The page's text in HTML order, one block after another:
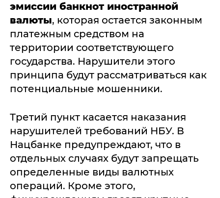
эмиссии банкнот иностранной
валюты, которая остается законным
платежным средством на
территории соответствующего
государства. Нарушители этого
принципа будут рассматриваться как
потенциальные мошенники.
Третий пункт касается наказания
нарушителей требований НБУ. В
Нацбанке предупреждают, что в
отдельных случаях будут запрещать
определенные виды валютных
операций. Кроме этого,